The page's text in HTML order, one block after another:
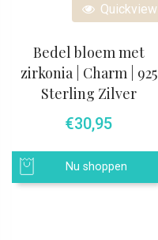
Quickview
Bedel bloem met
zirkonia | Charm | 925
Sterling Zilver
€30,95
Nu shoppen